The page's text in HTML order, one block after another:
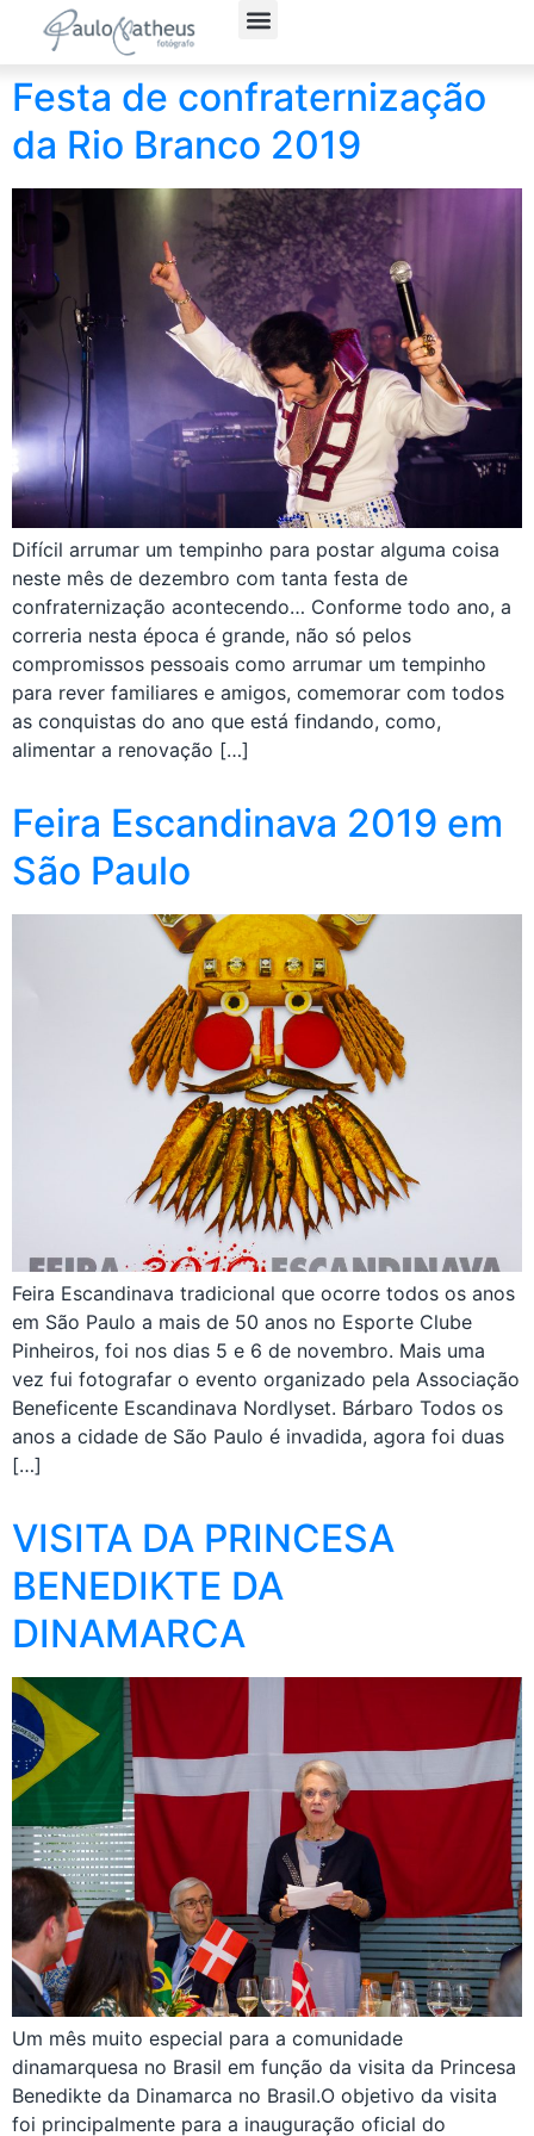
Festa de confraternização
da Rio Branco 2019
Difícil arrumar um tempinho para postar alguma coisa
neste mês de dezembro com tanta festa de
confraternização acontecendo… Conforme todo ano, a
correria nesta época é grande, não só pelos
compromissos pessoais como arrumar um tempinho
para rever familiares e amigos, comemorar com todos
as conquistas do ano que está findando, como,
alimentar a renovação […]
Feira Escandinava 2019 em
São Paulo
Feira Escandinava tradicional que ocorre todos os anos
em São Paulo a mais de 50 anos no Esporte Clube
Pinheiros, foi nos dias 5 e 6 de novembro. Mais uma
vez fui fotografar o evento organizado pela Associação
Beneficente Escandinava Nordlyset. Bárbaro Todos os
anos a cidade de São Paulo é invadida, agora foi duas
[…]
VISITA DA PRINCESA
BENEDIKTE DA
DINAMARCA
Um mês muito especial para a comunidade
dinamarquesa no Brasil em função da visita da Princesa
Benedikte da Dinamarca no Brasil.O objetivo da visita
foi principalmente para a inauguração oficial do